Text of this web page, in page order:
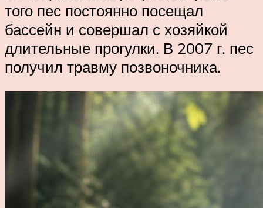
того пес постоянно посещал
бассейн и совершал с хозяйкой
длительные прогулки. В 2007 г. пес
получил травму позвоночника.